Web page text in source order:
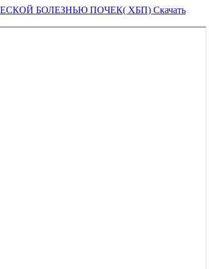
БОЛЕЗНЬЮ ПОЧЕК( ХБП) Скачать